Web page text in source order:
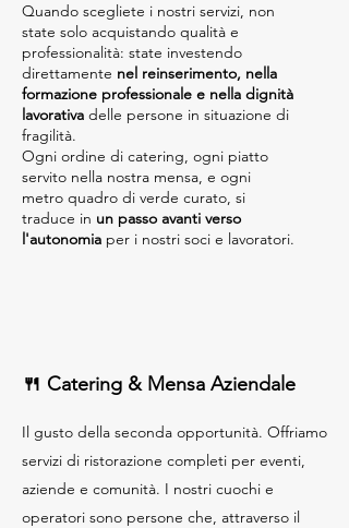
Quando scegliete i nostri servizi, non
state solo acquistando qualità e
professionalità: state investendo
direttamente nel reinserimento, nella
formazione professionale e nella dignità
lavorativa delle persone in situazione di
fragilità.
Ogni ordine di catering, ogni piatto
servito nella nostra mensa, e ogni
metro quadro di verde curato, si
traduce in un passo avanti verso
l'autonomia per i nostri soci e lavoratori.
🍴 Catering & Mensa Aziendale
Il gusto della seconda opportunità. Offriamo
servizi di ristorazione completi per eventi,
aziende e comunità. I nostri cuochi e
operatori sono persone che, attraverso il